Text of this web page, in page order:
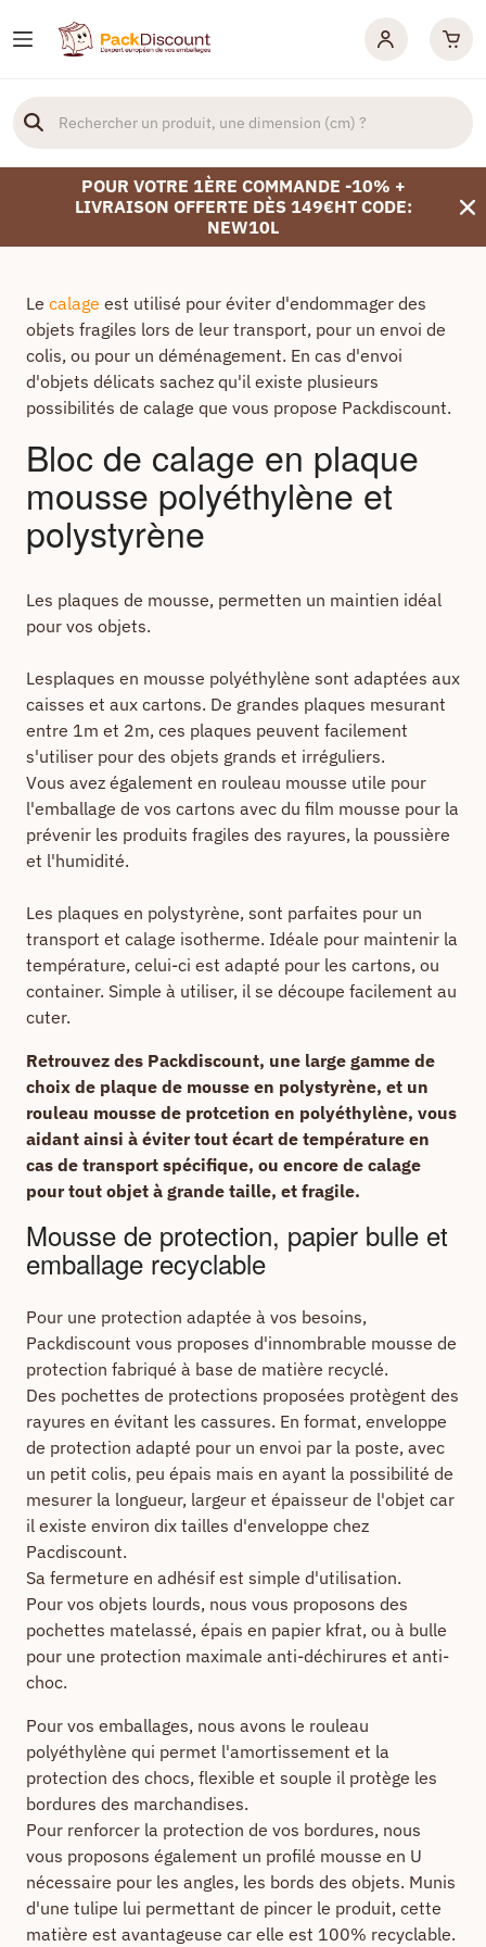
POUR VOTRE 1ÈRE COMMANDE -10% +
LIVRAISON OFFERTE DÈS 149€HT CODE:
NEW10L
Le calage est utilisé pour éviter d'endommager des
objets fragiles lors de leur transport, pour un envoi de
colis, ou pour un déménagement. En cas d'envoi
d'objets délicats sachez qu'il existe plusieurs
possibilités de calage que vous propose Packdiscount.
Bloc de calage en plaque
mousse polyéthylène et
polystyrène
Les plaques de mousse, permetten un maintien idéal
pour vos objets.
Lesplaques en mousse polyéthylène sont adaptées aux
caisses et aux cartons. De grandes plaques mesurant
entre 1m et 2m, ces plaques peuvent facilement
s'utiliser pour des objets grands et irréguliers.
Vous avez également en rouleau mousse utile pour
l'emballage de vos cartons avec du film mousse pour la
prévenir les produits fragiles des rayures, la poussière
et l'humidité.
Les plaques en polystyrène, sont parfaites pour un
transport et calage isotherme. Idéale pour maintenir la
température, celui-ci est adapté pour les cartons, ou
container. Simple à utiliser, il se découpe facilement au
cuter.
Retrouvez des Packdiscount, une large gamme de
choix de plaque de mousse en polystyrène, et un
rouleau mousse de protcetion en polyéthylène, vous
aidant ainsi à éviter tout écart de température en
cas de transport spécifique, ou encore de calage
pour tout objet à grande taille, et fragile.
Mousse de protection, papier bulle et
emballage recyclable
Pour une protection adaptée à vos besoins,
Packdiscount vous proposes d'innombrable mousse de
protection fabriqué à base de matière recyclé.
Des pochettes de protections proposées protègent des
rayures en évitant les cassures. En format, enveloppe
de protection adapté pour un envoi par la poste, avec
un petit colis, peu épais mais en ayant la possibilité de
mesurer la longueur, largeur et épaisseur de l'objet car
il existe environ dix tailles d'enveloppe chez
Pacdiscount.
Sa fermeture en adhésif est simple d'utilisation.
Pour vos objets lourds, nous vous proposons des
pochettes matelassé, épais en papier kfrat, ou à bulle
pour une protection maximale anti-déchirures et anti-
choc.
Pour vos emballages, nous avons le rouleau
polyéthylène qui permet l'amortissement et la
protection des chocs, flexible et souple il protège les
bordures des marchandises.
Pour renforcer la protection de vos bordures, nous
vous proposons également un profilé mousse en U
nécessaire pour les angles, les bords des objets. Munis
d'une tulipe lui permettant de pincer le produit, cette
matière est avantageuse car elle est 100% recyclable.